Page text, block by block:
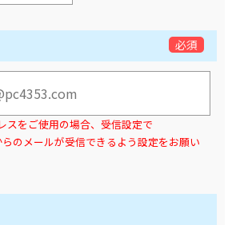
必須
をご使用の場合、受信設定で
らのメールが受信できるよう設定をお願い